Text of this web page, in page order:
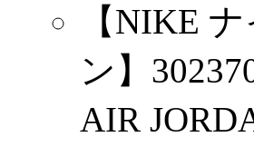
【NIKE
ン】
AIR